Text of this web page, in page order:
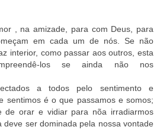
, na amizade, para com Deus, para
em cada um de nós. Se não
interior, como passar aos outros, esta
los se ainda não nos
a todos pelo sentimento e
sentimos é o que passamos e somos;
de orar e vidiar para nõa irradiarmos
deve ser dominada pela nossa vontade